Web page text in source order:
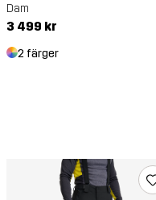
Dam
3 499 kr
2 färger